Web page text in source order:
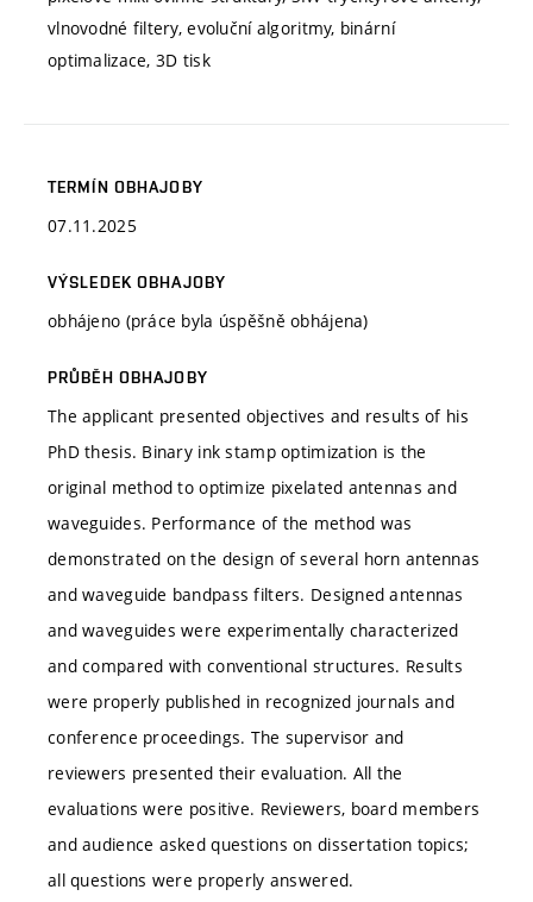
vlnovodné filtery, evoluční algoritmy, binární
optimalizace, 3D tisk
TERMÍN OBHAJOBY
07.11.2025
VÝSLEDEK OBHAJOBY
obhájeno (práce byla úspěšně obhájena)
PRŮBĚH OBHAJOBY
The applicant presented objectives and results of his
PhD thesis. Binary ink stamp optimization is the
original method to optimize pixelated antennas and
waveguides. Performance of the method was
demonstrated on the design of several horn antennas
and waveguide bandpass filters. Designed antennas
and waveguides were experimentally characterized
and compared with conventional structures. Results
were properly published in recognized journals and
conference proceedings. The supervisor and
reviewers presented their evaluation. All the
evaluations were positive. Reviewers, board members
and audience asked questions on dissertation topics;
all questions were properly answered.